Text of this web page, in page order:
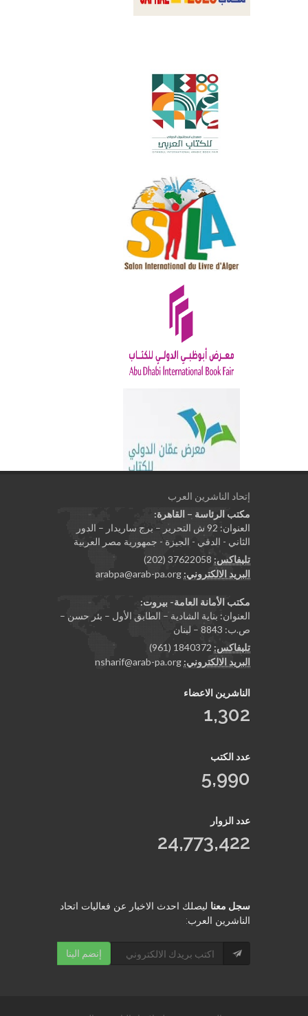
إتحاد الناشرين العرب
مكتب الرئاسة – القاهرة:
العنوان: 92 ش التحرير – برج ساريدار – الدور
الثاني - الدقي - الجيزة - جمهورية مصر العربية
تليفاكس:
البريد الالكتروني:
مكتب الأمانة العامة- بيروت:
العنوان: بناية الشادية – الطابق الأول – بئر حسن –
ص.ب: 8843 – لبنان
تليفاكس:
البريد الالكتروني:
الناشرين الاعضاء
1,302
عدد الكتب
5,990
عدد الزوار
24,773,422
سجل معنا ليصلك احدث الاخبار عن فعاليات اتحاد
الناشرين العرب:
إنضم الينا